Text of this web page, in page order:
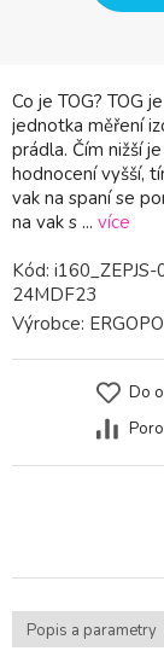
Co je TOG? TOG
jednotka měření
prádla. Čím nižší
hodnocení vyšší,
vak na spaní se
na vak s ... více
Kód:
24MDF23
Výrobce:
Do
Popis a parametry